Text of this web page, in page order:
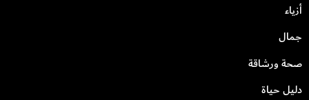
أزياء
جمال
صحة ورشاقة
دليل حياة